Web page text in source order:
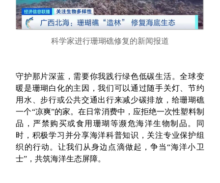
科学家进行珊瑚礁修复的新闻报道
守护那片深蓝，需要你我践行绿色低碳生活。全球变
暖是珊瑚白化的主因，我们可以通过随手关灯、节约
用水、步行或公共交通出行来减少碳排放，给珊瑚礁
一个“凉爽”的家。在日常消费中，应拒绝一次性塑料制
品，严禁购买或食用珊瑚等濒危海洋生物制品。同
时，积极学习并分享海洋科普知识，关注专业保护组
织的行动。让我们从身边点滴做起，争当“海洋小卫
士”，共筑海洋生态屏障。